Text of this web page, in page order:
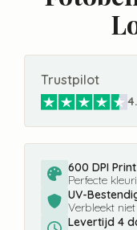
Trustpilot
600 DPI
Perfecte
UV-
Verbleekt niet
Levertijd 4